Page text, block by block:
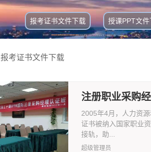
报考证书文件下载 授课PPT文件
报考证书文件下载
注册职业采购
2005年4月，人力资
证书被纳入国家职业
接轨，助...
超级管理员